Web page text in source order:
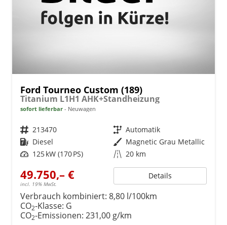
Ford Tourneo Custom (189)
Titanium L1H1 AHK+Standheizung
sofort lieferbar Neuwagen
Fahrzeugnr. 213470 Getriebe Automatik
Kraftstoff Diesel Außenfarbe Magnetic Grau Metallic
Leistung 125 kW (170 PS) Kilometerstand 20 km
49.750,– €
incl. 19% MwSt.
Details
Verbrauch kombiniert: 8,80 l/100km
CO2-Klasse: G
CO2-Emissionen: 231,00 g/km